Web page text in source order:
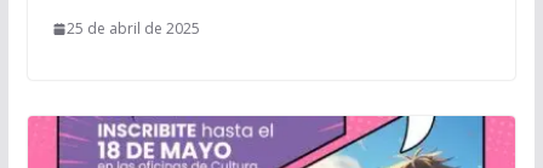
25 de abril de 2025